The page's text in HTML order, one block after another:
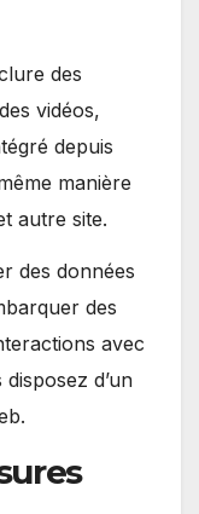
des
vidéos,
depuis
manière
autre site.
des données
des
avec
d’un